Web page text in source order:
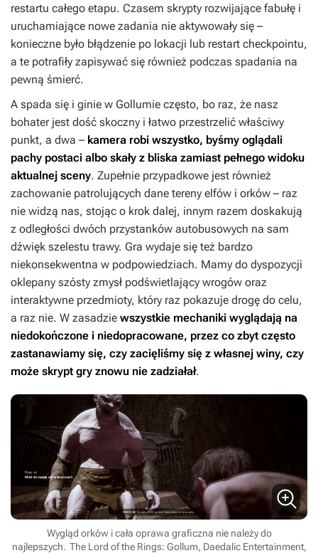
restartu całego etapu. Czasem skrypty rozwijające fabułę i
uruchamiające nowe zadania nie aktywowały się –
konieczne było błądzenie po lokacji lub restart checkpointu,
a te potrafiły zapisywać się również podczas spadania na
pewną śmierć.
A spada się i ginie w Gollumie często, bo raz, że nasz
bohater jest dość skoczny i łatwo przestrzelić właściwy
punkt, a dwa – kamera robi wszystko, byśmy oglądali
pachy postaci albo skały z bliska zamiast pełnego widoku
aktualnej sceny. Zupełnie przypadkowe jest również
zachowanie patrolujących dane tereny elfów i orków – raz
nie widzą nas, stojąc o krok dalej, innym razem doskakują
z odległości dwóch przystanków autobusowych na sam
dźwięk szelestu trawy. Gra wydaje się też bardzo
niekonsekwentna w podpowiedziach. Mamy do dyspozycji
oklepany szósty zmysł podświetlający wrogów oraz
interaktywne przedmioty, który raz pokazuje drogę do celu,
a raz nie. W zasadzie wszystkie mechaniki wyglądają na
niedokończone i niedopracowane, przez co zbyt często
zastanawiamy się, czy zacięliśmy się z własnej winy, czy
może skrypt gry znowu nie zadziałał.
Wygląd orków i cała oprawa graficzna nie należy do
najlepszych. The Lord of the Rings: Gollum, Daedalic Entertainment,